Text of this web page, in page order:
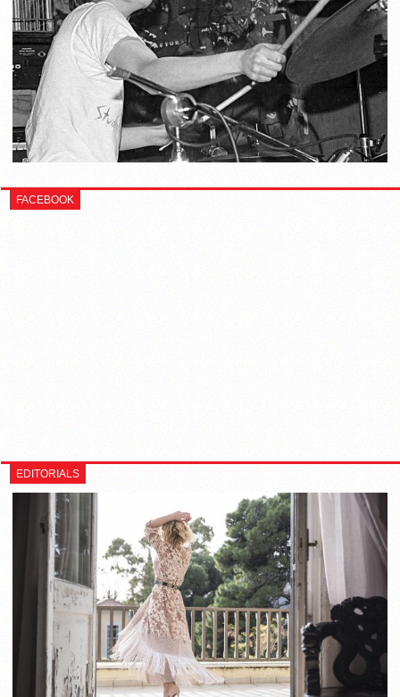
FACEBOOK
EDITORIALS